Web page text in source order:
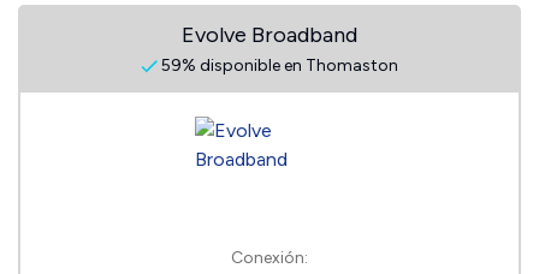
Evolve Broadband
59% disponible en Thomaston
Conexión: